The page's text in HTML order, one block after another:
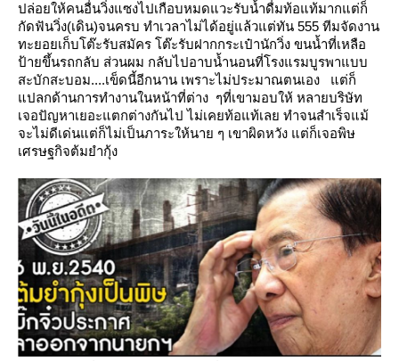
ปล่อยให้คนอื่นวิ่งแซงไปเกือบหมดแวะรับน้ำดื่มท้อแท้มากแต่ก็
กัดฟันวิ่ง(เดิน)จนครบ ทำเวลาไม่ได้อยู่แล้วแต่ทัน 555 ทีมจัดงาน
ทะยอยเก็บโต๊ะรับสมัคร โต๊ะรับฝากกระเป๋านักวิ่ง ขนน้ำที่เหลือ
ป้ายขึ้นรถกลับ ส่วนผม กลับไปอาบน้ำนอนที่โรงแรมบูรพาแบบ
สะบักสะบอม....เข็ดนี้อีกนาน เพราะไม่ประมาณตนเอง
ต่ก็
ปลกด้านการทำงานในหน้าที่ต่าง ๆที่เขามอบให้ หลายบริษัท
เจอปัญหาเยอะแตกต่างกันไป ไม่เคยท้อแท้เล ทำจนสำเร็จแม้
จะไม่ดีเด่นแต่ก็ไม่เป็นภาระให้นาย ๆ เขาผิดหวัง แต่ก็เจอพิษ
เศรษฐกิจต้มยำกุ้ง